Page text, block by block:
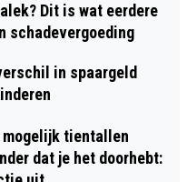
Dit is wat eerdere
schadevergoeding
in spaargeld
tientallen
dat je het doorhebt: